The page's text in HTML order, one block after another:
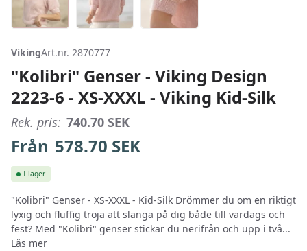
VikingArt.nr. 2870777
"Kolibri" Genser - Viking Design
2223-6 - XS-XXXL - Viking Kid-Silk
Rek. pris: 740.70SEK
Från 578.70 SEK
I lager
"Kolibri" Genser - XS-XXXL - Kid-Silk Drömmer du om en riktigt
lyxig och fluffig tröja att slänga på dig både till vardags och
fest? Med "Kolibri" genser stickar du nerifrån och upp i två...
Läs mer